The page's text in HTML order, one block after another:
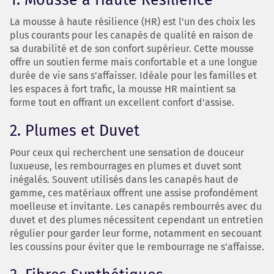
La mousse à haute résilience (HR) est l'un des choix les
plus courants pour les canapés de qualité en raison de
sa durabilité et de son confort supérieur. Cette mousse
offre un soutien ferme mais confortable et a une longue
durée de vie sans s'affaisser. Idéale pour les familles et
les espaces à fort trafic, la mousse HR maintient sa
forme tout en offrant un excellent confort d'assise.
2. Plumes et Duvet
Pour ceux qui recherchent une sensation de douceur
luxueuse, les rembourrages en plumes et duvet sont
inégalés. Souvent utilisés dans les canapés haut de
gamme, ces matériaux offrent une assise profondément
moelleuse et invitante. Les canapés rembourrés avec du
duvet et des plumes nécessitent cependant un entretien
régulier pour garder leur forme, notamment en secouant
les coussins pour éviter que le rembourrage ne s'affaisse.